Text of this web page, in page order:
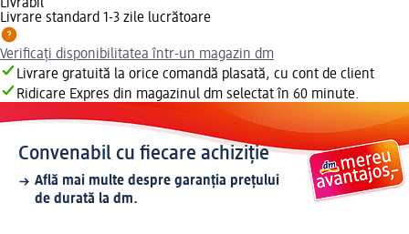
Livrabil
Livrare standard 1-3 zile lucrătoare
Verificați disponibilitatea într-un magazin dm
Livrare gratuită la orice comandă plasată, cu cont de client
Ridicare Expres din magazinul dm selectat în 60 minute.
Convenabil cu fiecare achiziție
Află mai multe despre garanția prețului
de durată la dm.